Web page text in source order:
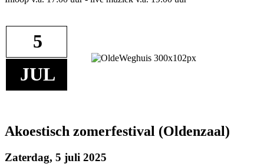
5
JUL
Akoestisch zomerfestival (Oldenzaal)
Zaterdag, 5 juli 2025